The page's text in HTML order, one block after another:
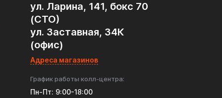
ул. Ларина, 141, бокс 70
(СТО)
ул. Заставная, 34К
(офис)
Адреса магазинов
График работы колл-центра:
Пн-Пт: 9:00-18:00